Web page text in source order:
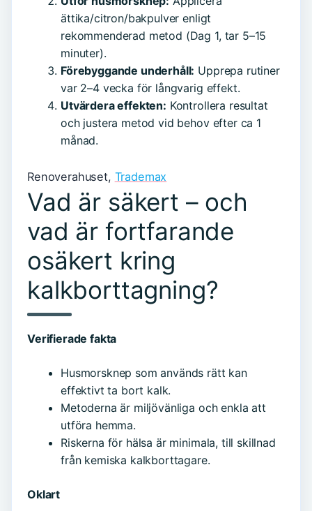
ättika/citron/bakpulver enligt
rekommenderad metod (Dag 1, tar 5–15
minuter).
Förebyggande underhåll: Upprepa rutiner
var 2–4 vecka för långvarig effekt.
Utvärdera effekten: Kontrollera resultat
och justera metod vid behov efter ca 1
månad.
Renoverahuset, Trademax
Vad är säkert – och
vad är fortfarande
osäkert kring
kalkborttagning?
Verifierade fakta
Husmorsknep som används rätt kan
effektivt ta bort kalk.
Metoderna är miljövänliga och enkla att
utföra hemma.
Riskerna för hälsa är minimala, till skillnad
från kemiska kalkborttagare.
Oklart